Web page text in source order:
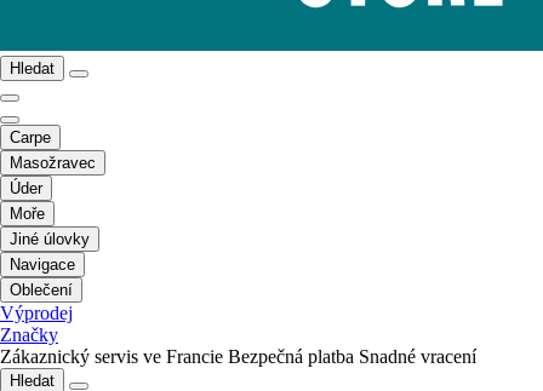
Hledat
Carpe
Masožravec
Úder
Moře
Jiné úlovky
Navigace
Oblečení
Výprodej
Značky
Zákaznický servis ve Francie Bezpečná platba Snadné vracení
Hledat